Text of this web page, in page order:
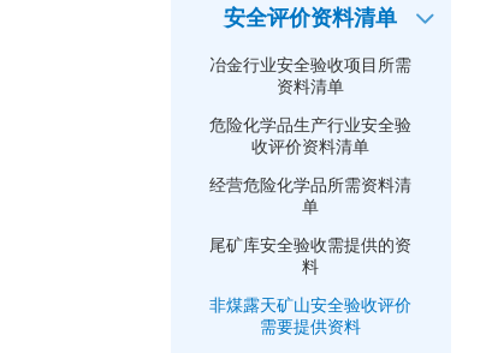
安全评价资料清单
冶金行业安全验收项目所需
资料清单
危险化学品生产行业安全验
收评价资料清单
经营危险化学品所需资料清
单
尾矿库安全验收需提供的资
料
非煤露天矿山安全验收评价
需要提供资料